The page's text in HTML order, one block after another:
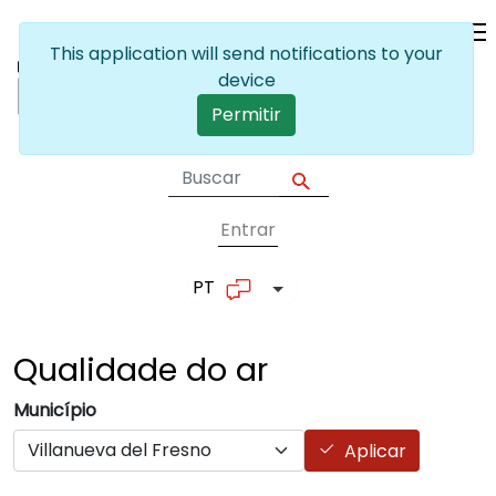
User account
Entrar
PT Lista de ações adicionais
Qualidade do ar
Município
Aplicar
This application will send notifications to your
device
Permitir